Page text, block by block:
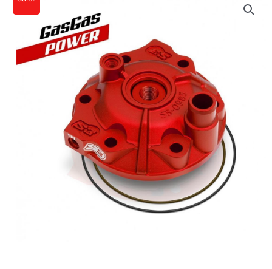
Preis
war:
156,03€
140,43€.
Zylinderkopf
GasGas